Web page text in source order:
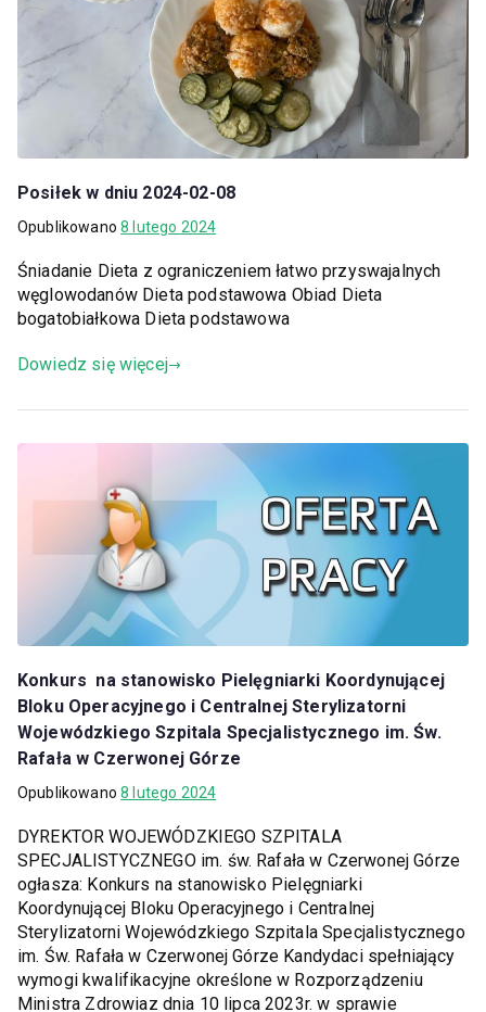
Posiłek w dniu 2024-02-08
Opublikowano8 lutego 2024
Śniadanie Dieta z ograniczeniem łatwo przyswajalnych
węglowodanów Dieta podstawowa Obiad Dieta
bogatobiałkowa Dieta podstawowa
Dowiedz się więcej
Konkurs na stanowisko Pielęgniarki Koordynującej
Bloku Operacyjnego i Centralnej Sterylizatorni
Wojewódzkiego Szpitala Specjalistycznego im. Św.
Rafała w Czerwonej Górze
Opublikowano8 lutego 2024
DYREKTOR WOJEWÓDZKIEGO SZPITALA
SPECJALISTYCZNEGO im. św. Rafała w Czerwonej Górze
ogłasza: Konkurs na stanowisko Pielęgniarki
Koordynującej Bloku Operacyjnego i Centralnej
Sterylizatorni Wojewódzkiego Szpitala Specjalistycznego
im. Św. Rafała w Czerwonej Górze Kandydaci spełniający
wymogi kwalifikacyjne określone w Rozporządzeniu
Ministra Zdrowiaz dnia 10 lipca 2023r. w sprawie